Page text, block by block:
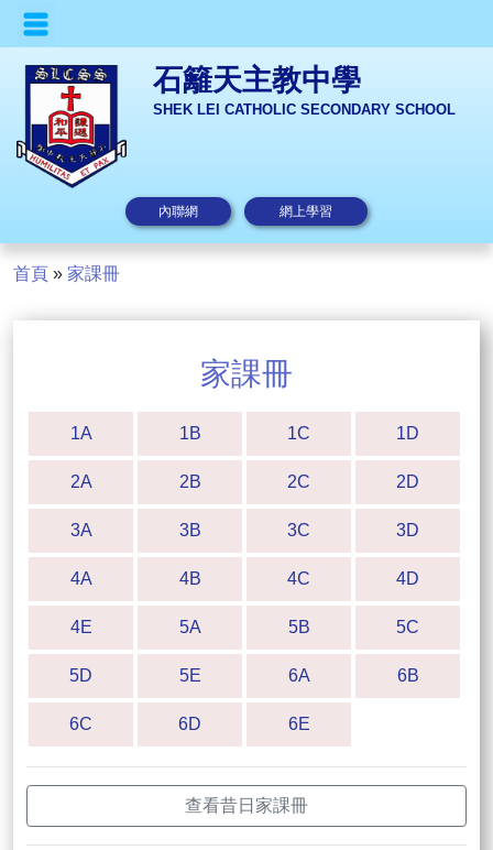
石籬天主教中學
SHEK LEI CATHOLIC SECONDARY SCHOOL
內聯網 網上學習
首頁 » 家課冊
家課冊
1A 1B 1C 1D
2A 2B 2C 2D
3A 3B 3C 3D
4A 4B 4C 4D
4E 5A 5B 5C
5D 5E 6A 6B
6C 6D 6E
查看昔日家課冊